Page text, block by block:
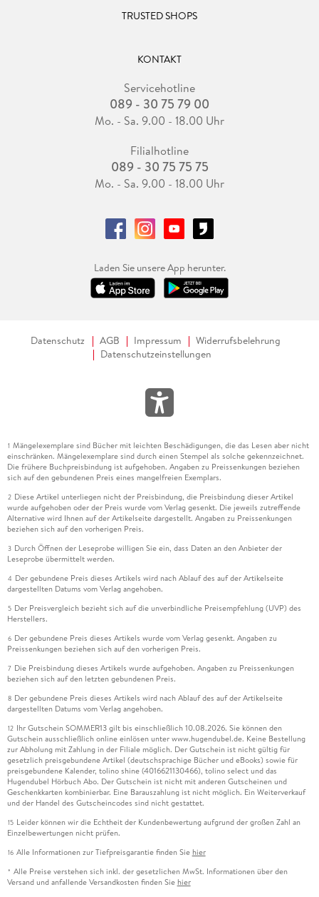
TRUSTED SHOPS
KONTAKT
Servicehotline
089 - 30 75 79 00
Mo. - Sa. 9.00 - 18.00 Uhr
Filialhotline
089 - 30 75 75 75
Mo. - Sa. 9.00 - 18.00 Uhr
Laden Sie unsere App herunter.
Datenschutz AGB Impressum
Widerrufsbelehrung
Datenschutzeinstellungen
1 Mängelexemplare sind Bücher mit leichten Beschädigungen, die das Lesen aber nicht
einschränken. Mängelexemplare sind durch einen Stempel als solche gekennzeichnet.
Die frühere Buchpreisbindung ist aufgehoben. Angaben zu Preissenkungen beziehen
sich auf den gebundenen Preis eines mangelfreien Exemplars.
2 Diese Artikel unterliegen nicht der Preisbindung, die Preisbindung dieser Artikel
wurde aufgehoben oder der Preis wurde vom Verlag gesenkt. Die jeweils zutreffende
Alternative wird Ihnen auf der Artikelseite dargestellt. Angaben zu Preissenkungen
beziehen sich auf den vorherigen Preis.
3 Durch Öffnen der Leseprobe willigen Sie ein, dass Daten an den Anbieter der
Leseprobe übermittelt werden.
4 Der gebundene Preis dieses Artikels wird nach Ablauf des auf der Artikelseite
dargestellten Datums vom Verlag angehoben.
5 Der Preisvergleich bezieht sich auf die unverbindliche Preisempfehlung (UVP) des
Herstellers.
6 Der gebundene Preis dieses Artikels wurde vom Verlag gesenkt. Angaben zu
Preissenkungen beziehen sich auf den vorherigen Preis.
7 Die Preisbindung dieses Artikels wurde aufgehoben. Angaben zu Preissenkungen
beziehen sich auf den letzten gebundenen Preis.
8 Der gebundene Preis dieses Artikels wird nach Ablauf des auf der Artikelseite
dargestellten Datums vom Verlag angehoben.
12 Ihr Gutschein SOMMER13 gilt bis einschließlich 10.08.2026. Sie können den
Gutschein ausschließlich online einlösen unter www.hugendubel.de. Keine Bestellung
zur Abholung mit Zahlung in der Filiale möglich. Der Gutschein ist nicht gültig für
gesetzlich preisgebundene Artikel (deutschsprachige Bücher und eBooks) sowie für
preisgebundene Kalender, tolino shine (4016621130466), tolino select und das
Hugendubel Hörbuch Abo. Der Gutschein ist nicht mit anderen Gutscheinen und
Geschenkkarten kombinierbar. Eine Barauszahlung ist nicht möglich. Ein Weiterverkauf
und der Handel des Gutscheincodes sind nicht gestattet.
15 Leider können wir die Echtheit der Kundenbewertung aufgrund der großen Zahl an
Einzelbewertungen nicht prüfen.
16 Alle Informationen zur Tiefpreisgarantie finden Sie hier
* Alle Preise verstehen sich inkl. der gesetzlichen MwSt. Informationen über den
Versand und anfallende Versandkosten finden Sie hier